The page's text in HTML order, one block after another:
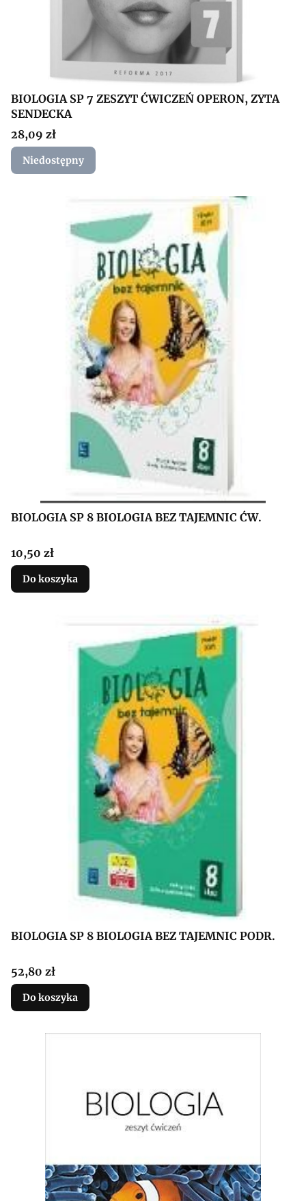
BIOLOGIA SP 7 ZESZYT ĆWICZEŃ OPERON, ZYTA
SENDECKA
Cena
28,09 zł
Niedostępny
BIOLOGIA SP 8 BIOLOGIA BEZ TAJEMNIC ĆW.
Cena
10,50 zł
Do koszyka
BIOLOGIA SP 8 BIOLOGIA BEZ TAJEMNIC PODR.
Cena
52,80 zł
Do koszyka